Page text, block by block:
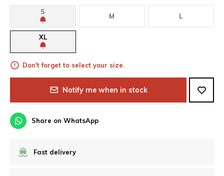
S
M L
XL
Don't forget to select your size.
Notify me when in stock
Share on WhatsApp
Fast delivery